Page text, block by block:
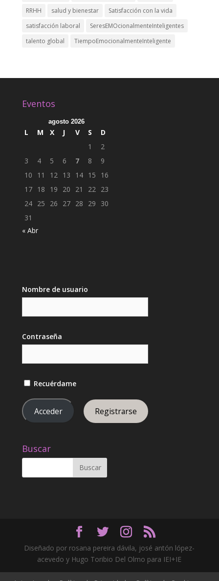
RRHH
salud y bienestar
Satisfacción con la vida
satisfacción laboral
SeresEMOcionalmenteInteligentes
talento global
TiempoEmocionalmenteInteligente
Eventos
agosto 2026
L M X J V S
D
1
2
3
4 5 6 7 8
9
10
11 12 13 14 15
16
17 18 19 20 21 22 23
24 25 26 27 28 29
30
31
« Abr
Nombre de usuario
Contraseña
Recuérdame
Registrarse
Buscar
Diseñado por rosana pereira dávila, josé antón lópez-
acevedo y Hugo Toribio Del Olmo para IEI+IE